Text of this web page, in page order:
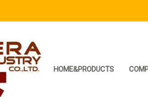
HOME&PRODUCTS